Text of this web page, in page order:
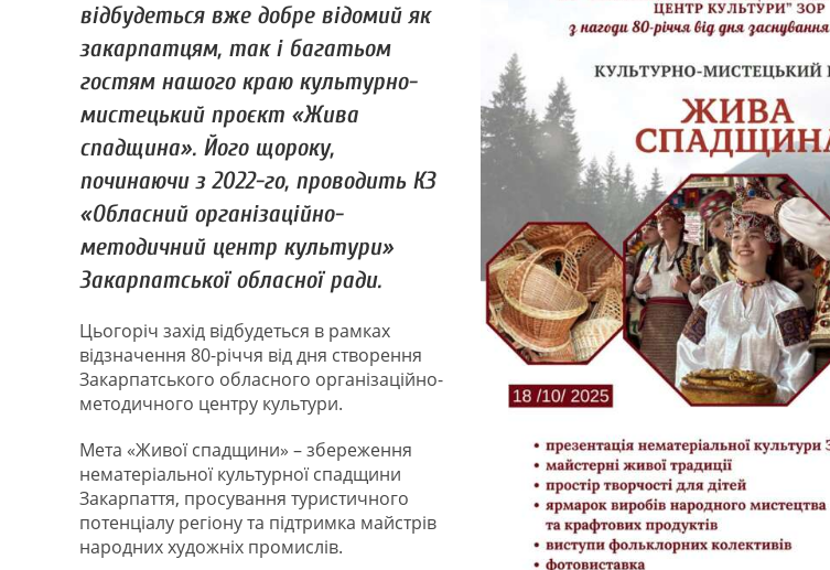
відбудеться вже добре відомий як
закарпатцям, так і багатьом
гостям нашого краю культурно-
мистецький проєкт «Жива
спадщина». Його щороку,
починаючи з 2022-го, проводить КЗ
«Обласний організаційно-
методичний центр культури»
Закарпатської обласної ради.
Цьогоріч захід відбудеться в рамках
відзначення 80-річчя від дня створення
Закарпатського обласного організаційно-
методичного центру культури.
Мета «Живої спадщини» – збереження
нематеріальної культурної спадщини
Закарпаття, просування туристичного
потенціалу регіону та підтримка майстрів
народних художніх промислів.